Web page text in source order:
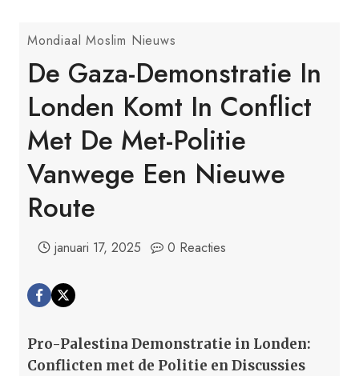
Mondiaal Moslim Nieuws
De Gaza-Demonstratie In
Londen Komt In Conflict
Met De Met-Politie
Vanwege Een Nieuwe
Route
januari 17, 2025 0 Reacties
Pro-Palestina Demonstratie in Londen:
Conflicten met de Politie en Discussies